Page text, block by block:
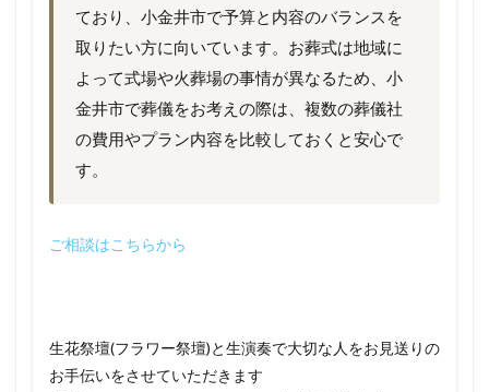
ており、小金井市で予算と内容のバランスを
取りたい方に向いています。お葬式は地域に
よって式場や火葬場の事情が異なるため、小
金井市で葬儀をお考えの際は、複数の葬儀社
の費用やプラン内容を比較しておくと安心で
す。
ご相談はこちらから
生花祭壇(フラワー祭壇)と生演奏で大切な人をお見送りの
お手伝いをさせていただきます